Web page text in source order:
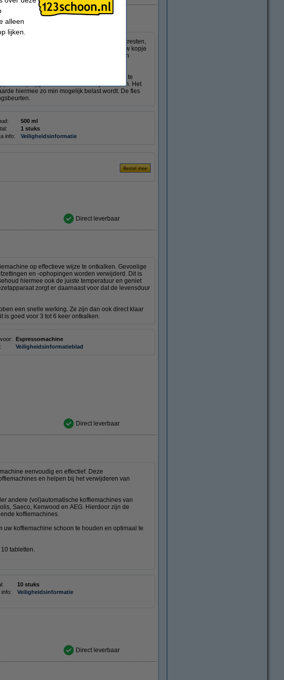
van Durgol. Achtergebleven melkresten,
daadkrachtige wijze weggehaald. Zo krijgt uw kopje
smaakbeleving. Het regelmatig weghalen van
verlengd wordt.
doseerdop zorgt ervoor dat u nooit te veel of te
op hygiënische en snelle wijze schoon. Het
hiermee zo min mogelijk belast wordt. De fles
500 ml
1 stuks
info: Veiligheidsinformatie
Direct leverbaar
op effectieve wijze te ontkalken. Gevoelige
en -ophopingen worden verwijderd. Dit is
hiermee ook de juiste temperatuur en geniet
zorgt er daarnaast voor dat de levensduur
een snelle werking. Ze zijn dan ook direct klaar
is goed voor 3 tot 6 keer ontkalken.
Espressomachine
Veiligheidsinformatieblad
Direct leverbaar
eenvoudig en effectief. Deze
en helpen bij het verwijderen van
andere (vol)automatische koffiemachines van
Saeco, Kenwood en AEG. Hierdoor zijn de
koffiemachines.
koffiemachine schoon te houden en optimaal te
tabletten.
10 stuks
info:
Veiligheidsinformatie
Direct leverbaar
alleen
lijken.